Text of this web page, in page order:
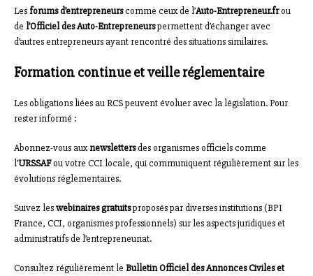
Les forums d’entrepreneurscomme ceux de l’Auto-Entrepreneur.frou
de l’Officiel des Auto-Entrepreneurspermettent d’échanger avec
d’autres entrepreneurs ayant rencontré des situations similaires.
Formation continue et veille réglementaire
Les obligations liées au RCS peuvent évoluer avec la législation. Pour
rester informé :
Abonnez-vous auxnewslettersdes organismes officiels comme
l’URSSAFou votre CCI locale, qui communiquent régulièrement sur les
évolutions réglementaires.
Suivez leswebinaires gratuitsproposés par diverses institutions (BPI
France, CCI, organismes professionnels) sur les aspects juridiques et
administratifs de l’entrepreneuriat.
Consultez régulièrement le Bulletin Officiel des Annonces Civiles et